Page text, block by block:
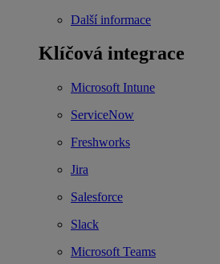
Další informace
Klíčová integrace
Microsoft Intune
ServiceNow
Freshworks
Jira
Salesforce
Slack
Microsoft Teams